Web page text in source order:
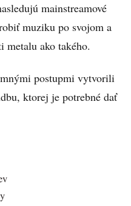
mainstreamové
muziku po svojom a
metalu ako takého.
postupmi vytvorili
ktorej je potrebné dať